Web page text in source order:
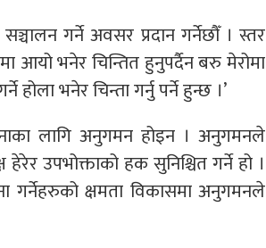
गर्ने अवसर प्रदान गर्नेछौँ । स्तर
आयो भनेर चिन्तित हुनुपर्दैन बरु मेरोमा
भनेर चिन्ता गर्नु पर्ने हुन्छ ।’
लागि अनुगमन होइन । अनुगमनले
उपभोक्ताको हक सुनिश्चित गर्ने हो ।
गर्नेहरुको क्षमता विकासमा अनुगमनले